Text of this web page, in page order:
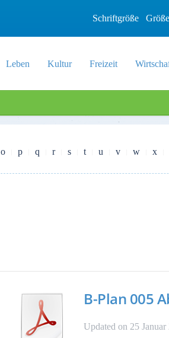
Schriftgröße
Leben Kultur Freizeit
o p q r s t u v w x
B-Plan 005
Updated on 25 Januar